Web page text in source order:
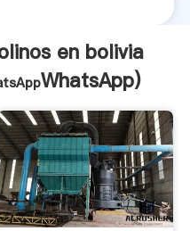
en bolivia
WhatsApp)